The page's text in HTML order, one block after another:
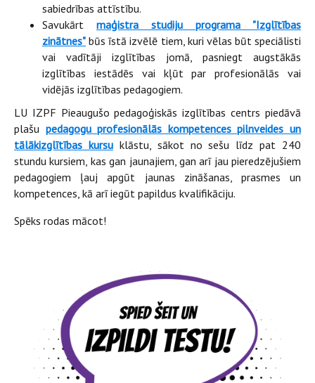
sabiedrības attīstību.
Savukārt
maģistra studiju programa "Izglītības
zinātnes" būs īstā izvēlē tiem, kuri vēlas būt speciālisti
vai vadītāji izglītības jomā, pasniegt augstākās
izglītības iestādēs vai kļūt par profesionālās vai
vidējās izglītības pedagogiem.
LU IZPF Pieaugušo pedagoģiskās izglītības centrs piedāvā
plašu pedagogu profesionālās kompetences pilnveides un
tālākizglītības kursuklāstu, sākot no sešu līdz pat 240
stundu kursiem, kas gan jaunajiem, gan arī jau pieredzējušiem
pedagogiem ļauj apgūt jaunas zināšanas, prasmes un
kompetences, kā arī iegūt papildus kvalifikāciju.
Spēks rodas mācot!